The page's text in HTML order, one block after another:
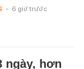
- 6 giờ trước
ngày, hơn